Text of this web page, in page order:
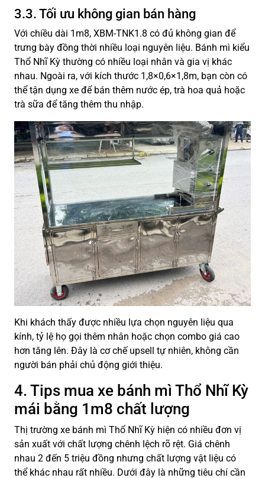
3.3. Tối ưu không gian bán hàng
Với chiều dài 1m8, XBM-TNK1.8 có đủ không gian để
trưng bày đồng thời nhiều loại nguyên liệu. Bánh mì kiểu
Thổ Nhĩ Kỳ thường có nhiều loại nhân và gia vị khác
nhau. Ngoài ra, với kích thước 1,8×0,6×1,8m, bạn còn có
thể tận dụng xe để bán thêm nước ép, trà hoa quả hoặc
trà sữa để tăng thêm thu nhập.
Khi khách thấy được nhiều lựa chọn nguyên liệu qua
kính, tỷ lệ họ gọi thêm nhân hoặc chọn combo giá cao
hơn tăng lên. Đây là cơ chế upsell tự nhiên, không cần
người bán phải chủ động giới thiệu.
4. Tips mua xe bánh mì Thổ Nhĩ Kỳ
mái bằng 1m8 chất lượng
Thị trường xe bánh mì Thổ Nhĩ Kỳ hiện có nhiều đơn vị
sản xuất với chất lượng chênh lệch rõ rệt. Giá chênh
nhau 2 đến 5 triệu đồng nhưng chất lượng vật liệu có
thể khác nhau rất nhiều. Dưới đây là những tiêu chí cần